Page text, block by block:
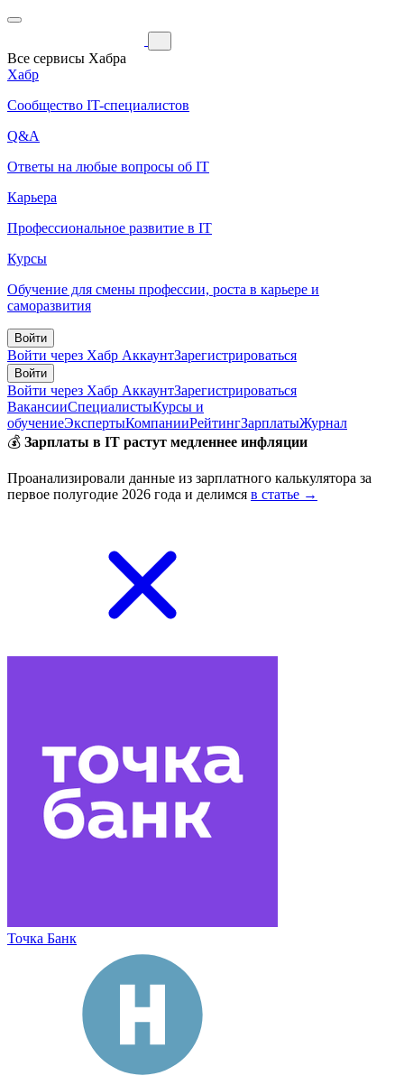
Все сервисы Хабра
Хабр
Сообщество IT-специалистов
Q&A
Ответы на любые вопросы об IT
Карьера
Профессиональное развитие в IT
Курсы
Обучение для смены профессии, роста в карьере и
саморазвития
Войти
Войти через Хабр АккаунтЗарегистрироваться
Войти
Войти через Хабр АккаунтЗарегистрироваться
ВакансииСпециалистыКурсы и
обучениеЭкспертыКомпанииРейтингЗарплатыЖурнал
💰 Зарплаты в IT растут медленнее инфляции
Проанализировали данные из зарплатного калькулятора за
первое полугодие 2026 года и делимся в статье →
Точка Банк